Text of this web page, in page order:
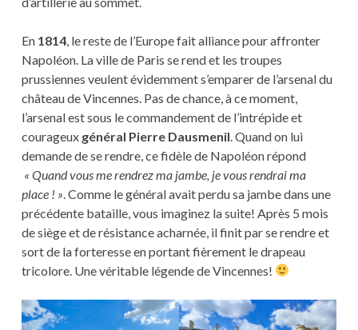
En 1814, le reste de l’Europe fait alliance pour affronter
Napoléon. La ville de Paris se rend et les troupes
prussiennes veulent évidemment s’emparer de l’arsenal du
château de Vincennes. Pas de chance, à ce moment,
l’arsenal est sous le commandement de l’intrépide et
courageux général Pierre Dausmenil . Quand on lui
demande de se rendre, ce fidèle de Napoléon répond
« Quand vous me rendrez ma jambe, je vous rendrai ma
place ! » . Comme le général avait perdu sa jambe dans une
précédente bataille, vous imaginez la suite! Après 5 mois
de siège et de résistance acharnée, il finit par se rendre et
sort de la forteresse en portant fièrement le drapeau
tricolore. Une véritable légende de Vincennes!